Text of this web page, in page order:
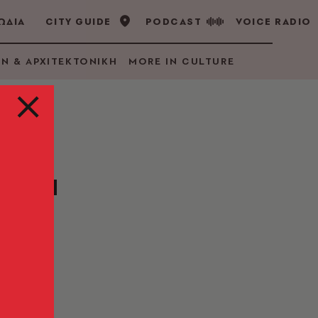
CITY GUIDE PODCAST VOICE RADIO
& ΑΡΧΙΤΕΚΤΟΝΙΚΗ MORE IN CULTURE
θα